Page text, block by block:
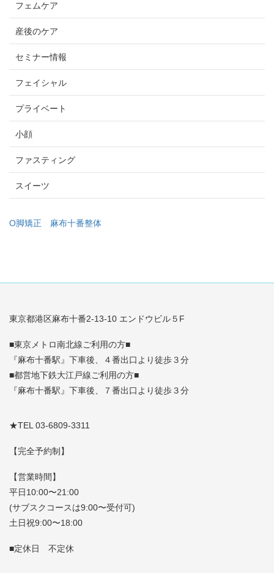
フェムケア
産後のケア
セミナー情報
フェイシャル
プライベート
小顔
ファスティング
スイーツ
O脚矯正 麻布十番整体
東京都港区麻布十番2-13-10 エンドウビル５F
■東京メトロ南北線ご利用の方■
『麻布十番駅』下車後、４番出口より徒歩３分
■都営地下鉄大江戸線ご利用の方■
『麻布十番駅』下車後、７番出口より徒歩３分
★TEL 03-6809-3311
【完全予約制】
【営業時間】
平日10:00〜21:00
(サブスクコースは9:00〜受付可)
土日祝9:00〜18:00
■定休日 不定休